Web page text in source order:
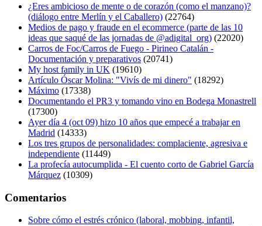
¿Eres ambicioso de mente o de corazón (como el manzano)?
(diálogo entre Merlín y el Caballero) (22764)
Medios de pago y fraude en el ecommerce (parte de las 10
ideas que saqué de las jornadas de @adigital_org) (22020)
Carros de Foc/Carros de Fuego - Pirineo Catalán -
Documentación y preparativos (20741)
My host family in UK (19610)
Artículo Óscar Molina: "Vivís de mi dinero" (18292)
Máximo (17338)
Documentando el PR3 y tomando vino en Bodega Monastrell
(17300)
Ayer día 4 (oct 09) hizo 10 años que empecé a trabajar en
Madrid (14333)
Los tres grupos de personalidades: complaciente, agresiva e
independiente (11449)
La profecía autocumplida - El cuento corto de Gabriel García
Márquez (10309)
Comentarios
Sobre cómo el estrés crónico (laboral, mobbing, infantil,